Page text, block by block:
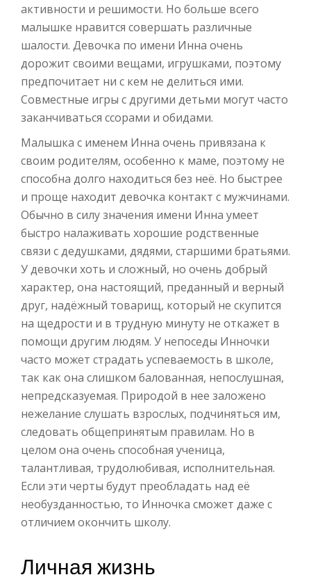
активности и решимости. Но больше всего
малышке нравится совершать различные
шалости. Девочка по имени Инна очень
дорожит своими вещами, игрушками, поэтому
предпочитает ни с кем не делиться ими.
Совместные игры с другими детьми могут часто
заканчиваться ссорами и обидами.
Малышка с именем Инна очень привязана к
своим родителям, особенно к маме, поэтому не
способна долго находиться без неё. Но быстрее
и проще находит девочка контакт с мужчинами.
Обычно в силу значения имени Инна умеет
быстро налаживать хорошие родственные
связи с дедушками, дядями, старшими братьями.
У девочки хоть и сложный, но очень добрый
характер, она настоящий, преданный и верный
друг, надёжный товарищ, который не скупится
на щедрости и в трудную минуту не откажет в
помощи другим людям. У непоседы Инночки
часто может страдать успеваемость в школе,
так как она слишком балованная, непослушная,
непредсказуемая. Природой в нее заложено
нежелание слушать взрослых, подчиняться им,
следовать общепринятым правилам. Но в
целом она очень способная ученица,
талантливая, трудолюбивая, исполнительная.
Если эти черты будут преобладать над её
необузданностью, то Инночка сможет даже с
отличием окончить школу.
Личная жизнь